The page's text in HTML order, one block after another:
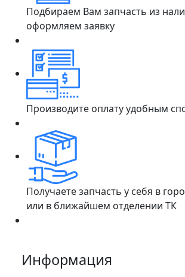
Подбираем Вам запчасть из
оформляем заявку
Производите оплату удобным
Получаете запчасть у себя в
или в ближайшем отделении ТК
Информация